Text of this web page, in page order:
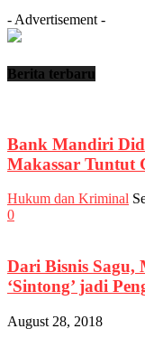
- Advertisement -
Berita terbaru
Bank Mandiri
Makassar Tuntut
Hukum dan Kriminal
0
Dari Bisnis Sagu,
‘Sintong’ jadi
August 28, 2018